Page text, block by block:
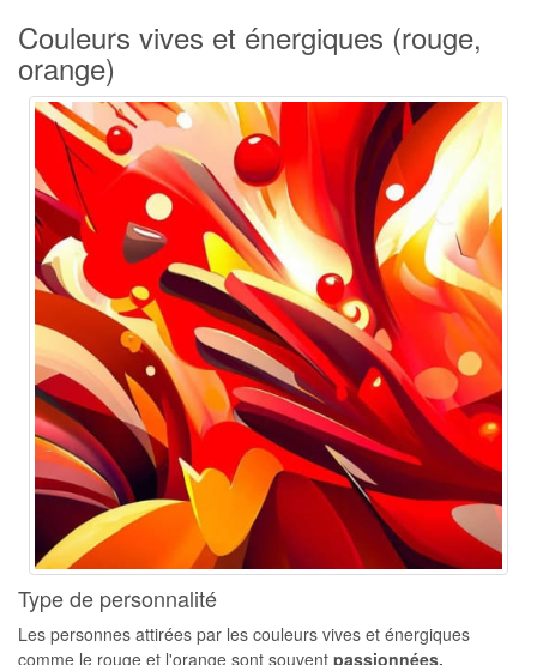
Couleurs vives et énergiques (rouge,
orange)
Type de personnalité
Les personnes attirées par les couleurs vives et énergiques
comme le rouge et l'orange sont souvent passionnées,